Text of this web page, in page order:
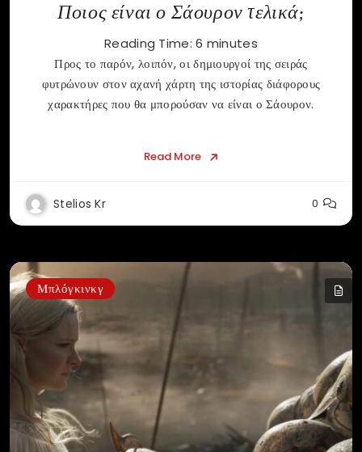
Ποιος είναι ο Σάουρον τελικά;
Reading Time:6 minutes
Προς το παρόν, λοιπόν, οι δημιουργοί της σειράς
φυτρώνουν στον αχανή χάρτη της ιστορίας διάφορους
χαρακτήρες που θα μπορούσαν να είναι ο Σάουρον.
Read More
Stelios Kr 0
Μπλόγκινκγ